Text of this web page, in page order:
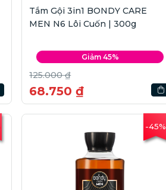
Tắm Gội 3in1 BONDY CARE
MEN N6 Lôi Cuốn | 300g
Giảm 45%
125.000 ₫
68.750 ₫
-45%